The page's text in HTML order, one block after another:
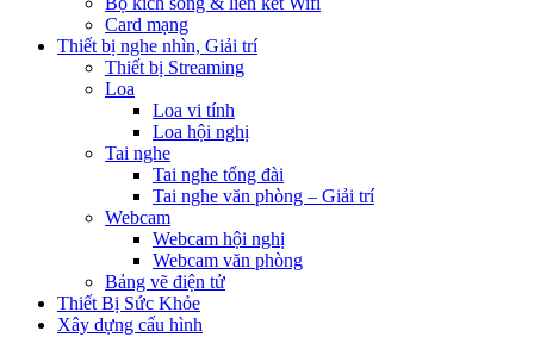
Card mạng
Thiết bị nghe nhìn, Giải trí
Thiết bị Streaming
Loa
Loa vi tính
Loa hội nghị
Tai nghe
Tai nghe tổng đài
Tai nghe văn phòng – Giải trí
Webcam
Webcam hội nghị
Webcam văn phòng
Bảng vẽ điện tử
Thiết Bị Sức Khỏe
Xây dựng cấu hình